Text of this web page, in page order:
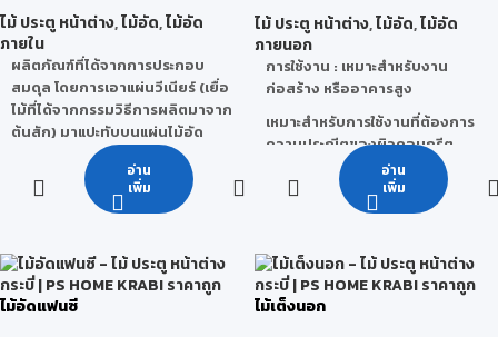
ปอนด์ ก็จะสามารถอยู่ได้
ประโยชน์: ใช้ทำบ้านเรือน,เครื่อง
เรือนเฉพาะที่มีราคาถูก ๆ สร้าง
บ้านใช้ทำฝา ทำฝ้าหรือส่วนที่ไม่
ต้องรับน้ำหนัก นิยมใช้กันเพราะ
ราคาถูกและหาง่าย
ลักษณะการใช้งาน :
งานเฟอร์นิเจอร์ และงานตกแต่ง
คุณสมบัติ :มีผิวหน้าเรียบเหมาะกับ
ไม้ ประตู หน้าต่าง,ไม้อัด,ไม้อัด
ภายใน
ผลิตภัณฑ์ที่ได้จากการประกอบ
สมดุล โดยการเอาแผ่นวีเนียร์ (เยื่อ
ไม้ที่ได้จากกรรมวิธีการผลิตมาจาก
ต้นสัก) มาแปะทับบนแผ่นไม้อัด
ลักษณะที่สำคัญคือ การจัดให้ไม้
บางแต่ละแผ่นมีแนวเสี้ยนขวางตั้ง
ฉากกัน เพื่อเพิ่มคุณสมบัติทาง
ที่สุด ด้วยคุณสมบัติพิเศษไม้อัดสัก
คือ ใช้กาว E2 ที่ปลอดภัยต่อ
สุขภาพ มาตรฐานยุโรป ไม้อัดสักมี
อ่าน
เพิ่ม
ไม้ ประตู หน้าต่าง,ไม้อัด,ไม้อัด
ภายนอก
การใช้งาน : เหมาะสำหรับงาน
ก่อสร้าง หรืออาคารสูง
เหมาะสำหรับการใช้งานที่ต้องการ
ความประณีตของผิวคอนกรีต
เรียบสวยพิเศษ
จำนวนครั้งในการใช้งาน : 15-25
งานจริงนั้นสามารถเปลี่ยนแปลง
ได้ โดยขึ้นอยู่กับ สภาพแวดล้อม วิธี
ใช้งานของผู้ใช้ การเก็บรักษา และ
อ่าน
เพิ่ม
ไม้อัดแฟนซี
ไม้เต็งนอก